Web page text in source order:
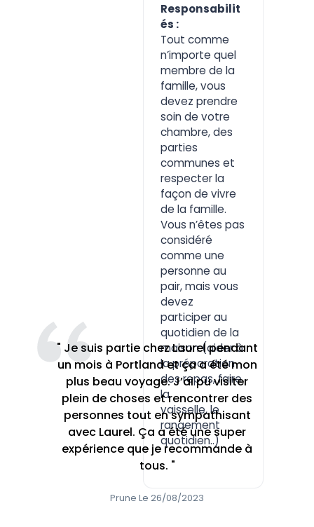
Responsabilit
és :
Tout comme
n’importe quel
membre de la
famille, vous
devez prendre
soin de votre
chambre, des
parties
communes et
respecter la
façon de vivre
de la famille.
Vous n’êtes pas
considéré
comme une
personne au
pair, mais vous
devez
participer au
quotidien de la
maison (aider à
la préparation
des repas, faire
la
vaisselle, le
rangement
quotidien..)
" Je suis partie chez Laurel pendant
un mois à Portland et ça a été mon
plus beau voyage. J’ai pu visiter
plein de choses et rencontrer des
personnes tout en sympathisant
avec Laurel. Ça a été une super
expérience que je recommande à
tous. "
Prune Le 26/08/2023